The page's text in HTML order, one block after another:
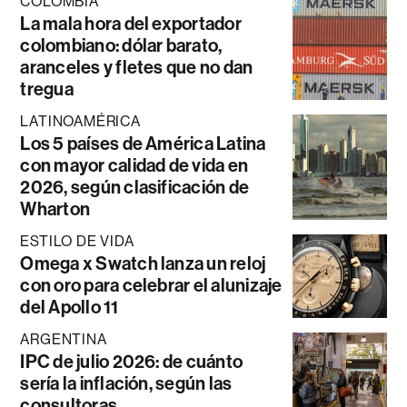
La mala hora del exportador
colombiano: dólar barato,
aranceles y fletes que no dan
tregua
LATINOAMÉRICA
Los 5 países de América Latina
con mayor calidad de vida en
2026, según clasificación de
Wharton
ESTILO DE VIDA
Omega x Swatch lanza un reloj
con oro para celebrar el alunizaje
del Apollo 11
ARGENTINA
IPC de julio 2026: de cuánto
sería la inflación, según las